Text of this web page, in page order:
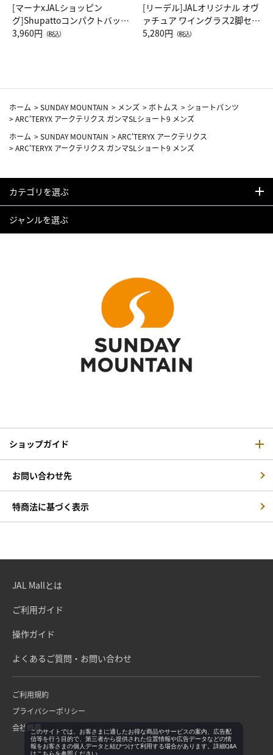
[マーナxJALショッピン
グ]Shupattoコンパクトバッグ
Drop JAL客室乗務員（LC）ス
3,960円 （税込）
[リーデル]JALオリジナル オヴ
ァチュア ワイングラス2脚セッ
ト（レッドワイン）
5,280円 （税込）
ホーム >SUNDAY MOUNTAIN > メンズ > ボトムス > ショートパンツ
>ARC'TERYX アークテリクス ガンマSLショート9 メンズ
ホーム >SUNDAY MOUNTAIN >ARC'TERYX アークテリクス
>ARC'TERYX アークテリクス ガンマSLショート9 メンズ
カテゴリを選ぶ
ジャンルを選ぶ
ショップガイド
お問い合わせ先
特商法に基づく表示
JAL Mallとは
ご利用ガイド
操作ガイド
よくあるご質問・お問い合わせ
ご利用規約
プライバシーポリシー
会社概要このサイトでは、お客さまに適したお得な商品やサービスの案内、広告配
信等を行う目的で、第三者から提供された位置情報や広告データなどの情
報をお客さまの個人データと結びつけて利用する場合があります。詳細Q&A
は こちらを参照ください。